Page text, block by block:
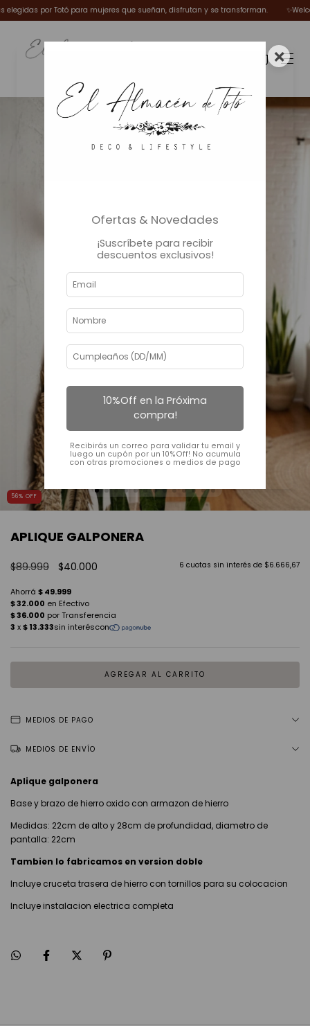
por Totó para mujeres que sueñan, disfrutan y se transforman. ✨Welcome
56% OFF
APLIQUE GALPONERA
$89.999 $40.000 6 cuotas sin interés de $6.666,67
MEDIOS DE PAGO
MEDIOS DE ENVÍO
Aplique galponera
Base y brazo de hierro oxido con armazon de hierro
Medidas: 22cm de alto y 28cm de profundidad, diametro de
pantalla: 22cm
Tambien lo fabricamos en version doble
Incluye cruceta trasera de hierro con tornillos para su colocacion
Incluye instalacion electrica completa
×
Ofertas & Novedades
¡Suscríbete para recibir
descuentos exclusivos!
10%Off en la Próxima
compra!
Recibirás un correo para validar tu email y
luego un cupón por un 10%Off! No acumula
con otras promociones o medios de pago